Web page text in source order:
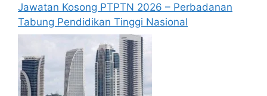
Jawatan Kosong PTPTN 2026 – Perbadanan
Tabung Pendidikan Tinggi Nasional